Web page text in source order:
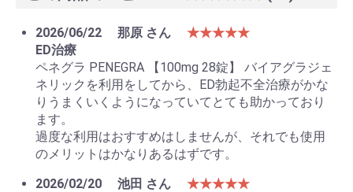
2026/06/22 那原 さん
★★★★★
ED治療
ペネグラ PENEGRA 【100mg 28錠】 バイアグラジェ
ネリックを利用をしてから、ED勃起不全治療がかな
りうまくいくようになっていてとても助かっており
ます。
過度な利用はおすすめはしませんが、それでも使用
のメリットはかなりあるはずです。
2026/02/20
池田 さん
★★★★★